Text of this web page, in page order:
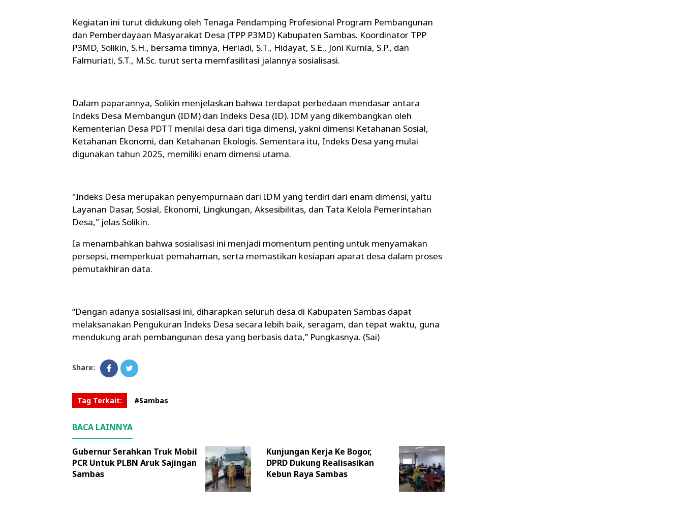
Kegiatan ini turut didukung oleh Tenaga Pendamping Profesional Program Pembangunan
dan Pemberdayaan Masyarakat Desa (TPP P3MD) Kabupaten Sambas. Koordinator TPP
P3MD, Solikin, S.H., bersama timnya, Heriadi, S.T., Hidayat, S.E., Joni Kurnia, S.P., dan
Falmuriati, S.T., M.Sc. turut serta memfasilitasi jalannya sosialisasi.
Dalam paparannya, Solikin menjelaskan bahwa terdapat perbedaan mendasar antara
Indeks Desa Membangun (IDM) dan Indeks Desa (ID). IDM yang dikembangkan oleh
Kementerian Desa PDTT menilai desa dari tiga dimensi, yakni dimensi Ketahanan Sosial,
Ketahanan Ekonomi, dan Ketahanan Ekologis. Sementara itu, Indeks Desa yang mulai
digunakan tahun 2025, memiliki enam dimensi utama.
"Indeks Desa merupakan penyempurnaan dari IDM yang terdiri dari enam dimensi, yaitu
Layanan Dasar, Sosial, Ekonomi, Lingkungan, Aksesibilitas, dan Tata Kelola Pemerintahan
Desa," jelas Solikin.
Ia menambahkan bahwa sosialisasi ini menjadi momentum penting untuk menyamakan
persepsi, memperkuat pemahaman, serta memastikan kesiapan aparat desa dalam proses
pemutakhiran data.
“Dengan adanya sosialisasi ini, diharapkan seluruh desa di Kabupaten Sambas dapat
melaksanakan Pengukuran Indeks Desa secara lebih baik, seragam, dan tepat waktu, guna
mendukung arah pembangunan desa yang berbasis data,” Pungkasnya. (Sai)
Share:
Tag Terkait: #Sambas
BACA LAINNYA
Gubernur Serahkan Truk Mobil
PCR Untuk PLBN Aruk Sajingan
Sambas
Kunjungan Kerja Ke Bogor,
DPRD Dukung Realisasikan
Kebun Raya Sambas